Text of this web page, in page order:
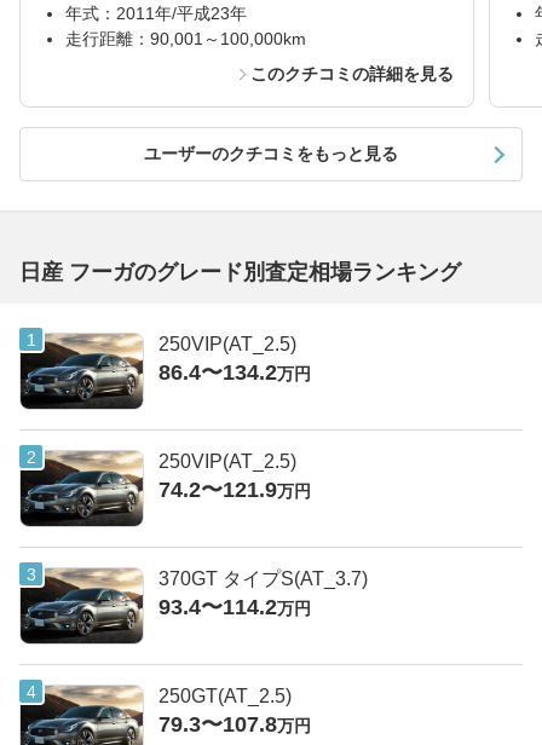
年式：2011年/平成23年
走行距離：90,001～100,000km
このクチコミの詳細を見る
ユーザーのクチコミをもっと見る
日産 フーガのグレード別査定相場ランキング
250VIP(AT_2.5)
86.4〜134.2万円
250VIP(AT_2.5)
74.2〜121.9万円
370GT タイプS(AT_3.7)
93.4〜114.2万円
250GT(AT_2.5)
79.3〜107.8万円